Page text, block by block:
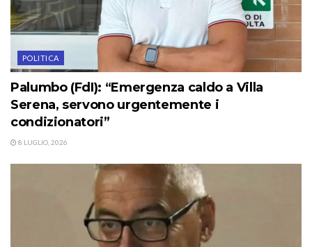
POLITICA
Palumbo (FdI): “Emergenza caldo a Villa
Serena, servono urgentemente i
condizionatori”
8 LUGLIO, 2026